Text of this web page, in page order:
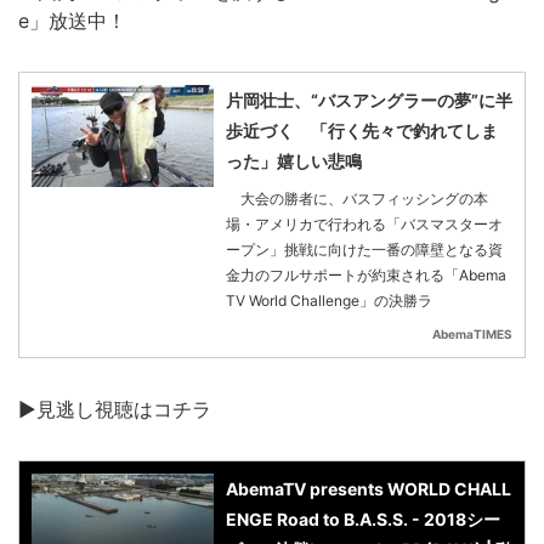
e」放送中！
片岡壮士、“バスアングラーの夢”に半
歩近づく 「行く先々で釣れてしま
った」嬉しい悲鳴
大会の勝者に、バスフィッシングの本
場・アメリカで行われる「バスマスターオ
ープン」挑戦に向けた一番の障壁となる資
金力のフルサポートが約束される「Abema
TV World Challenge」の決勝ラ
AbemaTIMES
▶見逃し視聴はコチラ
AbemaTV presents WORLD CHALL
ENGE Road to B.A.S.S. - 2018シー